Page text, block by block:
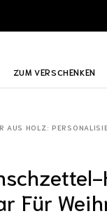
ZUM VERSCHENKEN
AUS HOLZ:
Für